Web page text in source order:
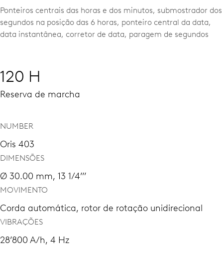
Ponteiros centrais das horas e dos minutos, submostrador dos
segundos na posição das 6 horas, ponteiro central da data,
data instantânea, corretor de data, paragem de segundos
120 H
Reserva de marcha
NUMBER
Oris 403
DIMENSÕES
Ø 30.00 mm, 13 1/4’’’
MOVIMENTO
Corda automática, rotor de rotação unidirecional
VIBRAÇÕES
28’800 A/h, 4 Hz